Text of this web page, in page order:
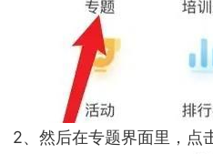
2、然后在专题界面里，点